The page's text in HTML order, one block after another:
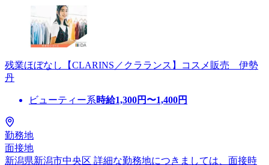
残業ほぼなし【CLARINS／クラランス】コスメ販売 伊勢
丹
ビューティー系時給1,300円〜1,400円
勤務地
面接地
新潟県新潟市中央区 詳細な勤務地につきましては、面接時